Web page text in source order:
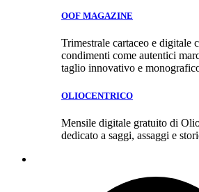
OOF MAGAZINE
Trimestrale cartaceo e digitale
condimenti come autentici
taglio innovativo e
OLIOCENTRICO
Mensile digitale gratuito di
dedicato a saggi, assaggi e